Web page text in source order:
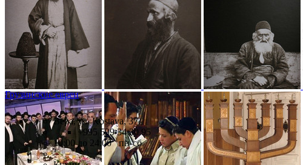
Грузинские евреи
Вера, ул. Kostava, 37
+995 599 34 30 95
10:00 до 24:00 пн-сб